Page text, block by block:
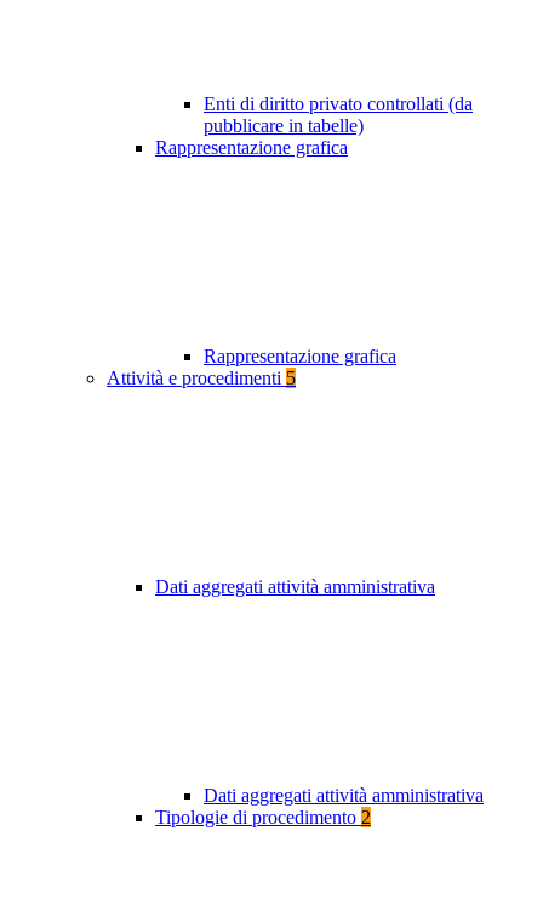
Enti di diritto privato controllati (da
pubblicare in tabelle)
Rappresentazione grafica
Rappresentazione grafica
Attività e procedimenti 5
Dati aggregati attività amministrativa
Dati aggregati attività amministrativa
Tipologie di procedimento 2